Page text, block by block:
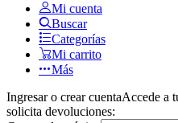
Mi cuenta
Buscar
Categorías
Mi carrito
Más
Ingresar o crear cuentaAccede a
solicita devoluciones: